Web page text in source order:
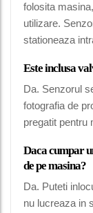
folosita
utilizare.
stationeaza
Este inclusa
Da. Senzorul
fotografia de
pregatit pentru
Daca cumpar
de pe masina?
Da. Puteti
nu lucreaza in